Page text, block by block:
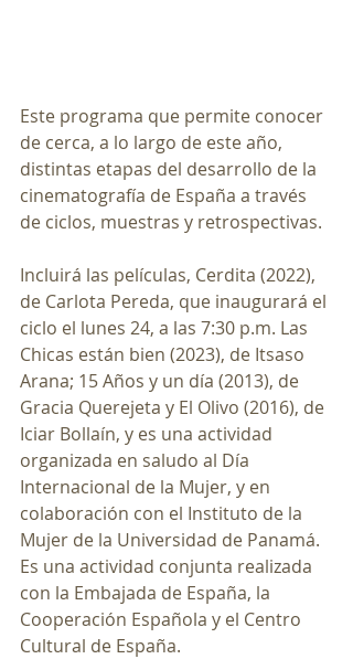
Este programa que permite conocer
de cerca, a lo largo de este año,
distintas etapas del desarrollo de la
cinematografía de España a través
de ciclos, muestras y retrospectivas.
Incluirá las películas, Cerdita (2022),
de Carlota Pereda, que inaugurará el
ciclo el lunes 24, a las 7:30 p.m. Las
Chicas están bien (2023), de Itsaso
Arana; 15 Años y un día (2013), de
Gracia Querejeta y El Olivo (2016), de
Iciar Bollaín, y es una actividad
organizada en saludo al Día
Internacional de la Mujer, y en
colaboración con el Instituto de la
Mujer de la Universidad de Panamá.
Es una actividad conjunta realizada
con la Embajada de España, la
Cooperación Española y el Centro
Cultural de España.